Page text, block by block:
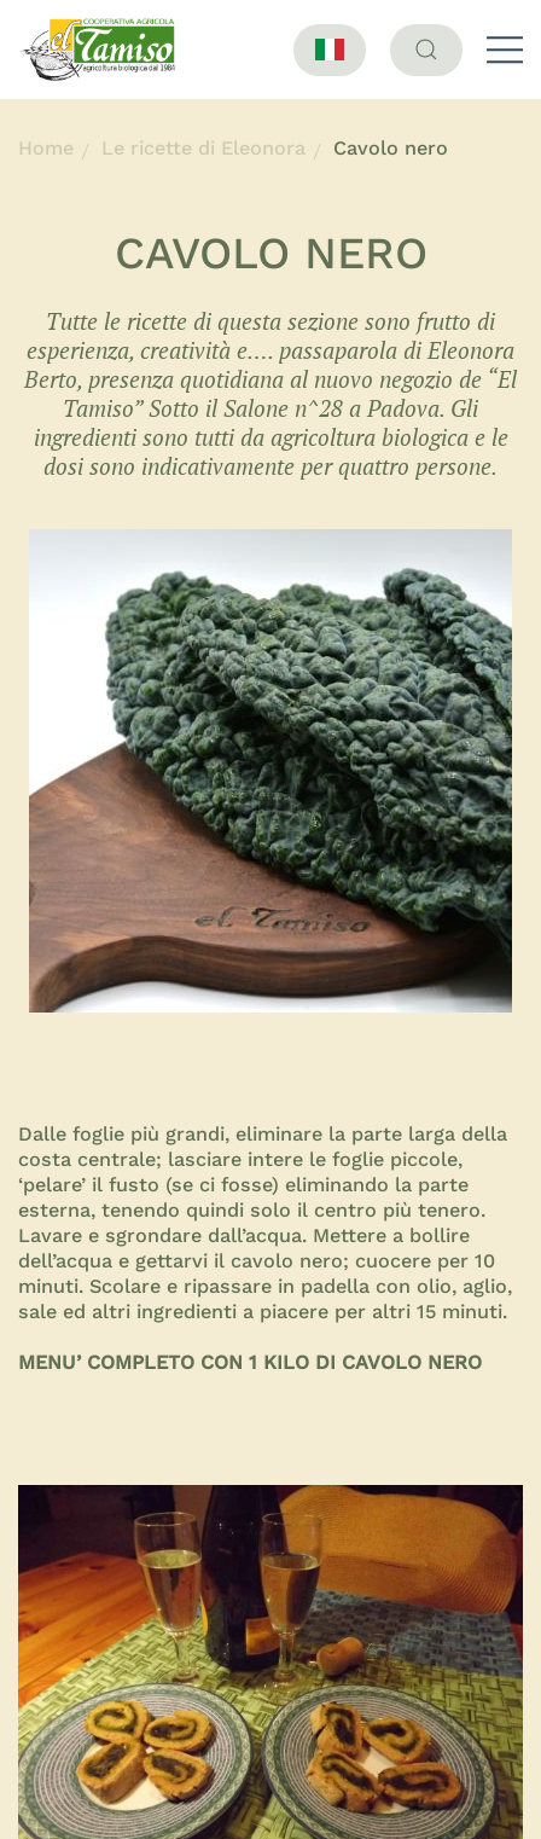
Home Le ricette di Eleonora Cavolo nero
CAVOLO NERO
Tutte le ricette di questa sezione sono frutto di
esperienza, creatività e…. passaparola di Eleonora
Berto, presenza quotidiana al nuovo negozio de “El
Tamiso” Sotto il Salone n^28 a Padova. Gli
ingredienti sono tutti da agricoltura biologica e le
dosi sono indicativamente per quattro persone.
Dalle foglie più grandi, eliminare la parte larga della
costa centrale; lasciare intere le foglie piccole,
‘pelare’ il fusto (se ci fosse) eliminando la parte
esterna, tenendo quindi solo il centro più tenero.
Lavare e sgrondare dall’acqua. Mettere a bollire
dell’acqua e gettarvi il cavolo nero; cuocere per 10
minuti. Scolare e ripassare in padella con olio, aglio,
sale ed altri ingredienti a piacere per altri 15 minuti.
MENU’ COMPLETO CON 1 KILO DI CAVOLO NERO